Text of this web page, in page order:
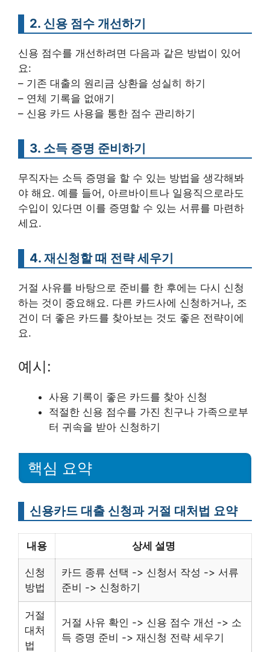
2. 신용 점수 개선하기
신용 점수를 개선하려면 다음과 같은 방법이 있어
요:
– 기존 대출의 원리금 상환을 성실히 하기
– 연체 기록을 없애기
– 신용 카드 사용을 통한 점수 관리하기
3. 소득 증명 준비하기
무직자는 소득 증명을 할 수 있는 방법을 생각해봐
야 해요. 예를 들어, 아르바이트나 일용직으로라도
수입이 있다면 이를 증명할 수 있는 서류를 마련하
세요.
4. 재신청할 때 전략 세우기
거절 사유를 바탕으로 준비를 한 후에는 다시 신청
하는 것이 중요해요. 다른 카드사에 신청하거나, 조
건이 더 좋은 카드를 찾아보는 것도 좋은 전략이에
요.
예시:
사용 기록이 좋은 카드를 찾아 신청
적절한 신용 점수를 가진 친구나 가족으로부
터 귀속을 받아 신청하기
핵심 요약
신용카드 대출 신청과 거절 대처법 요약
내용 상세 설명
신청
방법
카드 종류 선택 -> 신청서 작성 -> 서류
준비 -> 신청하기
거절
대처
법
거절 사유 확인 -> 신용 점수 개선 -> 소
득 증명 준비 -> 재신청 전략 세우기